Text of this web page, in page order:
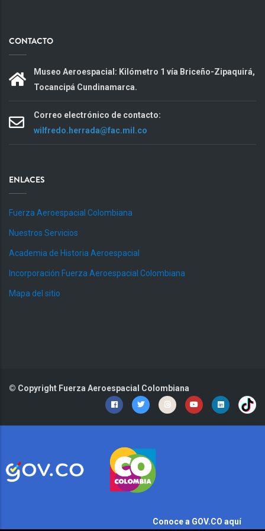
CONTACTO
Museo Aeroespacial: Kilómetro 1 vía Briceño-Zipaquirá,
Tocancipá Cundinamarca.
Correo electrónico de contacto:
wilfredo.herrada@fac.mil.co
ENLACES
Fuerza Aeroespacial Colombiana
Nuestros Servicios
Academia de Historia Aeroespacial
Incorporación Fuerza Aeroespacial Colombiana
Mapa del sitio
© Copyright Fuerza Aeroespacial Colombiana
Conoce a GOV.CO aquí